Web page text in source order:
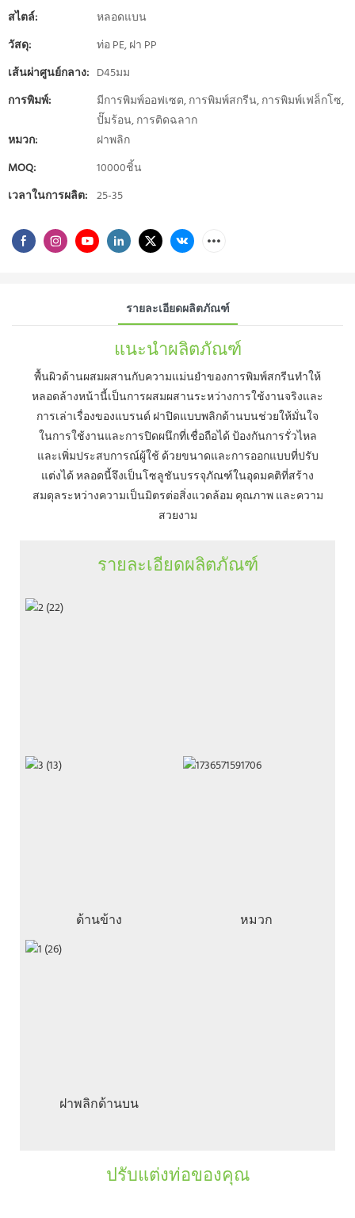
สไตล์:
หลอดแบน
วัสดุ:
ท่อ PE, ฝา PP
เส้นผ่าศูนย์กลาง: D45มม
การพิมพ์:
มีการพิมพ์ออฟเซต, การพิมพ์สกรีน, การพิมพ์เฟล็กโซ,
ปั๊มร้อน, การติดฉลาก
หมวก:
ฝาพลิก
MOQ:
10000ชิ้น
เวลาในการผลิต: 25-35
รายละเอียดผลิตภัณฑ์
แนะนำผลิตภัณฑ์
พื้นผิวด้านผสมผสานกับความแม่นยำของการพิมพ์สกรีนทำให้
หลอดล้างหน้านี้เป็นการผสมผสานระหว่างการใช้งานจริงและ
การเล่าเรื่องของแบรนด์ ฝาปิดแบบพลิกด้านบนช่วยให้มั่นใจ
ในการใช้งานและการปิดผนึกที่เชื่อถือได้ ป้องกันการรั่วไหล
และเพิ่มประสบการณ์ผู้ใช้ ด้วยขนาดและการออกแบบที่ปรับ
แต่งได้ หลอดนี้จึงเป็นโซลูชันบรรจุภัณฑ์ในอุดมคติที่สร้าง
สมดุลระหว่างความเป็นมิตรต่อสิ่งแวดล้อม คุณภาพ และความ
สวยงาม
รายละเอียดผลิตภัณฑ์
ด้านข้าง หมวก
ฝาพลิกด้านบน
ปรับแต่งท่อของคุณ